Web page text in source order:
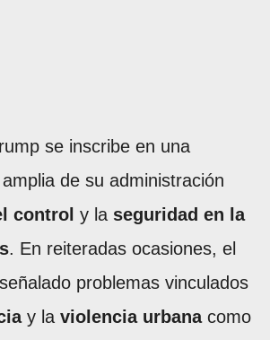
se inscribe en una
de su administración
control y la seguridad en la
. En reiteradas ocasiones, el
problemas vinculados
y la violencia urbanacomo